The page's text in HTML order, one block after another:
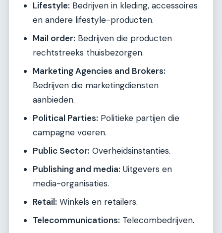
Lifestyle: Bedrijven in kleding, accessoires
en andere lifestyle-producten.
Mail order: Bedrijven die producten
rechtstreeks thuisbezorgen.
Marketing Agencies and Brokers:
Bedrijven die marketingdiensten
aanbieden.
Political Parties: Politieke partijen die
campagne voeren.
Public Sector: Overheidsinstanties.
Publishing and media: Uitgevers en
media-organisaties.
Retail: Winkels en retailers.
Telecommunications: Telecombedrijven.